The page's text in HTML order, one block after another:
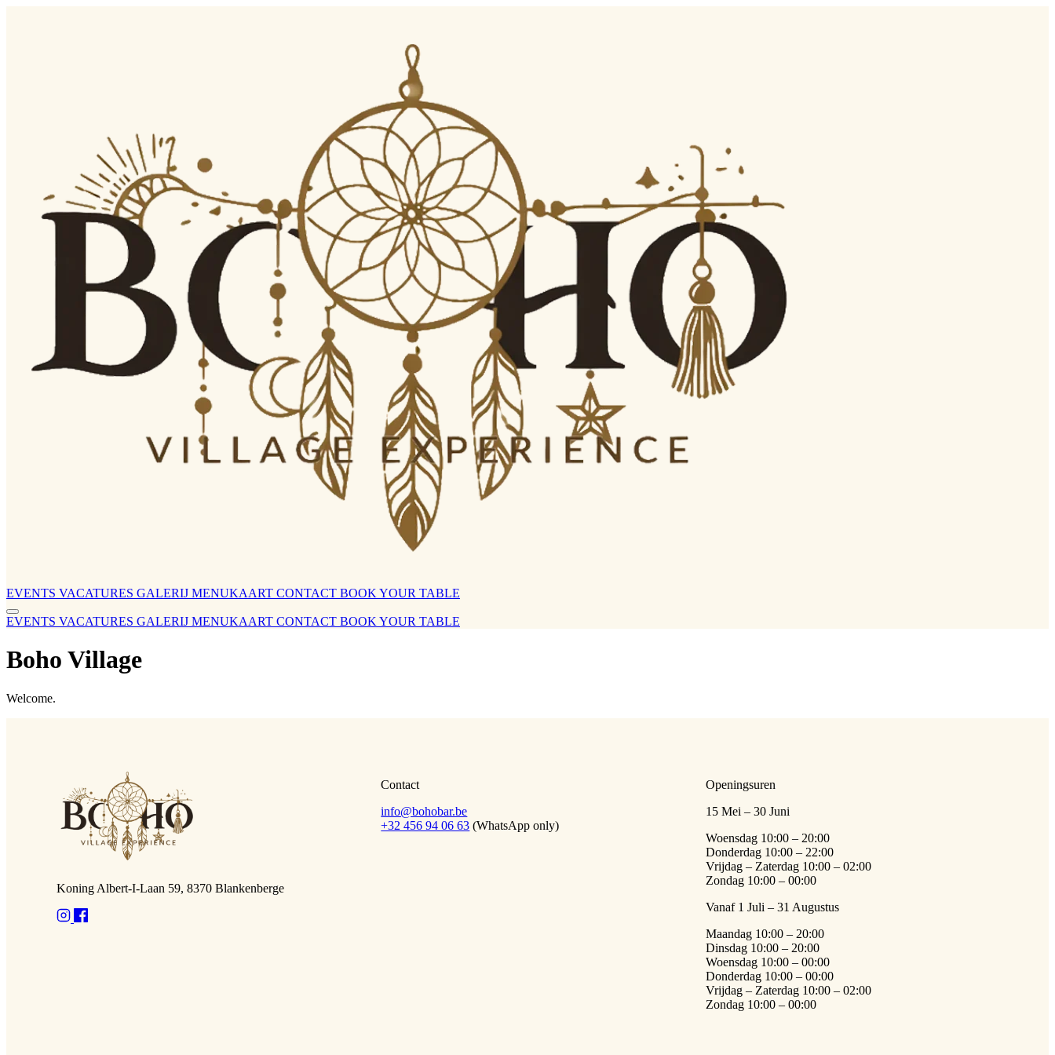
EVENTS VACATURES GALERIJ MENUKAART CONTACT BOOK YOUR TABLE
EVENTS VACATURES GALERIJ MENUKAART CONTACT BOOK YOUR TABLE
Boho Village
Welcome.
Koning Albert-I-Laan 59, 8370 Blankenberge
Contact
info@bohobar.be
+32 456 94 06 63 (WhatsApp only)
Openingsuren
15 Mei – 30 Juni
Woensdag 10:00 – 20:00
Donderdag 10:00 – 22:00
Vrijdag – Zaterdag 10:00 – 02:00
Zondag 10:00 – 00:00
Vanaf 1 Juli – 31 Augustus
Maandag 10:00 – 20:00
Dinsdag 10:00 – 20:00
Woensdag 10:00 – 00:00
Donderdag 10:00 – 00:00
Vrijdag – Zaterdag 10:00 – 02:00
Zondag 10:00 – 00:00